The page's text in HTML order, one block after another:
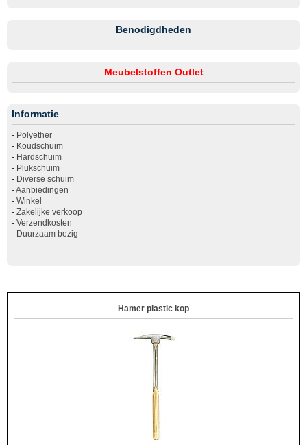
Benodigdheden
Meubelstoffen Outlet
Informatie
- Polyether
- Koudschuim
- Hardschuim
- Plukschuim
- Diverse schuim
-Aanbiedingen
- Winkel
- Zakelijke verkoop
- Verzendkosten
- Duurzaam bezig
Hamer plastic kop